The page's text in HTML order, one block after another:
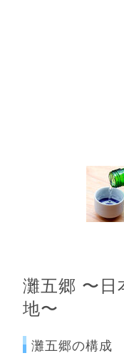
灘五郷 〜日
地〜
灘五郷の構成